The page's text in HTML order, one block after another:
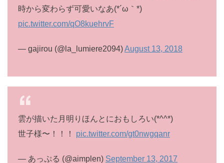
時から変わらず可愛いなあ(*´ω｀*)
pic.twitter.com/qO8kuehrvF
— gajirou (@la_lumiere2094)August 13, 2018
雲が描いた月明りほんとにおもしろい(*^^*)
世子様〜！！！ pic.twitter.com/gt0nwgqanr
— あっぷる (@aimplen) September 13, 2017